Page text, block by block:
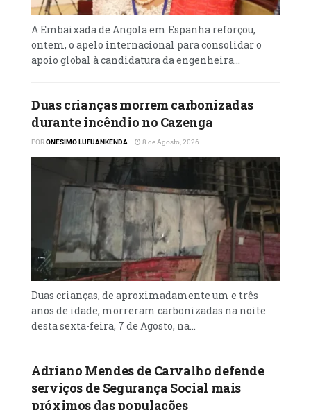
A Embaixada de Angola em Espanha reforçou,
ontem, o apelo internacional para consolidar o
apoio global à candidatura da engenheira...
Duas crianças morrem carbonizadas
durante incêndio no Cazenga
PORONESIMO LUFUANKENDA 8 de Agosto, 2026
Duas crianças, de aproximadamente um e três
anos de idade, morreram carbonizadas na noite
desta sexta-feira, 7 de Agosto, na...
Adriano Mendes de Carvalho defende
serviços de Segurança Social mais
próximos das populações